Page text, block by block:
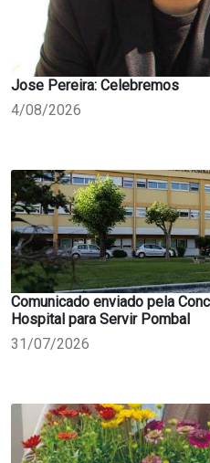
Jose Pereira: Celebremos
4/08/2026
Comunicado enviado pela
Hospital para Servir Pombal
31/07/2026